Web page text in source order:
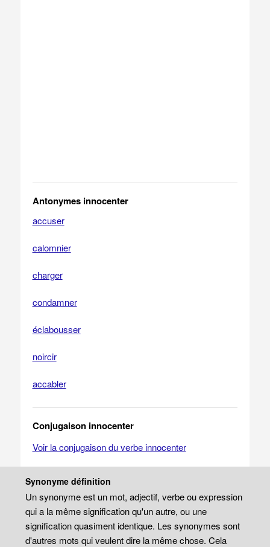
Antonymes innocenter
accuser
calomnier
charger
condamner
éclabousser
noircir
accabler
Conjugaison innocenter
Voir la conjugaison du verbe innocenter
Synonyme définition
Un synonyme est un mot, adjectif, verbe ou expression
qui a la même signification qu'un autre, ou une
signification quasiment identique. Les synonymes sont
d'autres mots qui veulent dire la même chose. Cela